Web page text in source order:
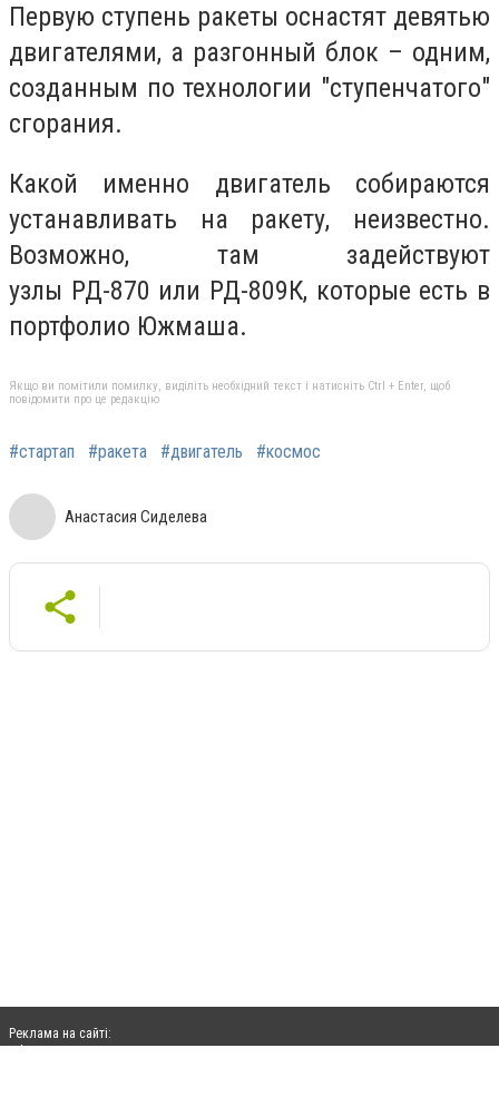
Первую ступень ракеты оснастят девятью
двигателями, а разгонный блок – одним,
созданным по технологии "ступенчатого"
сгорания.
Какой именно двигатель собираются
устанавливать на ракету, неизвестно.
Возможно, там задействуют
узлы РД-870 или РД-809К, которые есть в
портфолио Южмаша.
Якщо ви помітили помилку, виділіть необхідний текст і натисніть Ctrl + Enter, щоб
повідомити про це редакцію
#стартап #ракета #двигатель #космос
Анастасия Сиделева
Реклама на сайті: